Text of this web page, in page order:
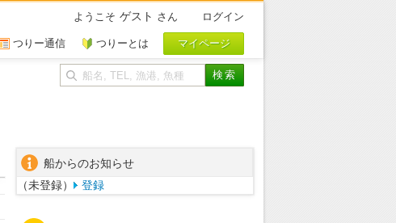
ようこそ ゲスト さん ログイン
つりーとは
つりー通信
船からのお知らせ
（未登録）
登録